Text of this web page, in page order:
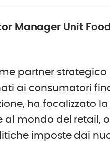
Manager Unit
partner
ai consumatori
ha focalizzato la
al mondo del retail,
imposte dai